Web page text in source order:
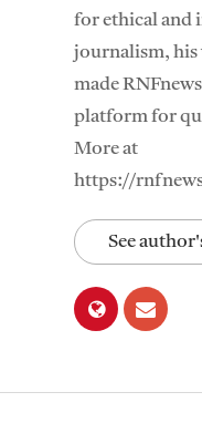
for ethical and
journalism, his
made
platform for
More at
https://
See